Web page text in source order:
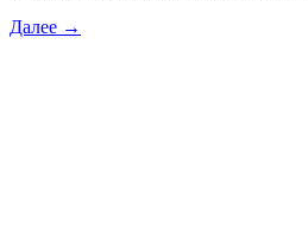
Далее →